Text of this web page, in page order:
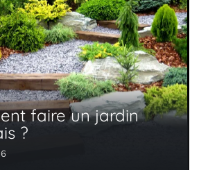
faire un jardin
?